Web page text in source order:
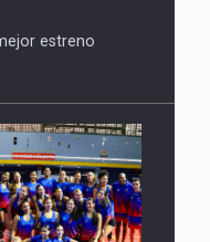
estreno